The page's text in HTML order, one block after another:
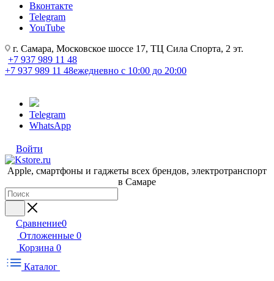
Вконтакте
Telegram
YouTube
г. Самара, Московское шоссе 17, ТЦ Сила Спорта, 2 эт.
+7 937 989 11 48
+7 937 989 11 48ежедневно с 10:00 до 20:00
Telegram
WhatsApp
Войти
Apple, cмартфоны и гаджеты всех брендов, электротранспорт
в Самаре
Сравнение0
Отложенные 0
Корзина 0
Каталог